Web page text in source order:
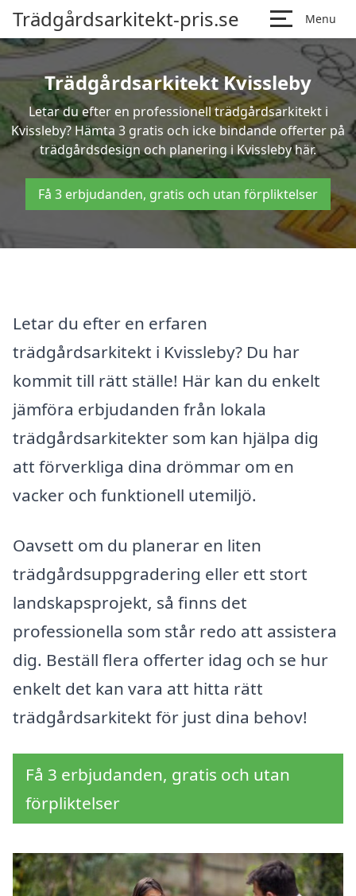
Trädgårdsarkitekt-pris.se Menu
Trädgårdsarkitekt Kvissleby
Letar du efter en professionell trädgårdsarkitekt i
Kvissleby? Hämta 3 gratis och icke bindande offerter på
trädgårdsdesign och planering i Kvissleby här.
Få 3 erbjudanden, gratis och utan förpliktelser
Letar du efter en erfaren
trädgårdsarkitekt i Kvissleby? Du har
kommit till rätt ställe! Här kan du enkelt
jämföra erbjudanden från lokala
trädgårdsarkitekter som kan hjälpa dig
att förverkliga dina drömmar om en
vacker och funktionell utemiljö.
Oavsett om du planerar en liten
trädgårdsuppgradering eller ett stort
landskapsprojekt, så finns det
professionella som står redo att assistera
dig. Beställ flera offerter idag och se hur
enkelt det kan vara att hitta rätt
trädgårdsarkitekt för just dina behov!
Få 3 erbjudanden, gratis och utan
förpliktelser